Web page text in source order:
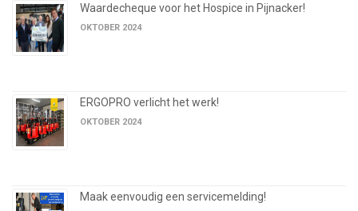
Waardecheque voor het Hospice in Pijnacker!
OKTOBER 2024
ERGOPRO verlicht het werk!
OKTOBER 2024
Maak eenvoudig een servicemelding!